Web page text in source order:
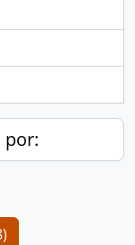
por: